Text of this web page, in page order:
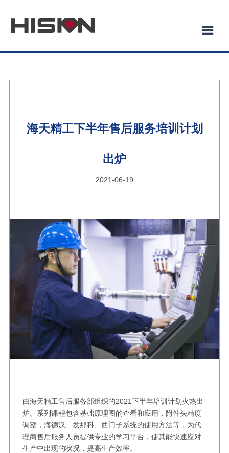
海天精工下半年售后服务培训计划
出炉
2021-06-19
由海天精工售后服务部组织的2021下半年培训计划火热出
炉。系列课程包含基础原理图的查看和应用，附件头精度
调整，海德汉、发那科、西门子系统的使用方法等，为代
理商售后服务人员提供专业的学习平台，使其能快速应对
生产中出现的状况，提高生产效率。